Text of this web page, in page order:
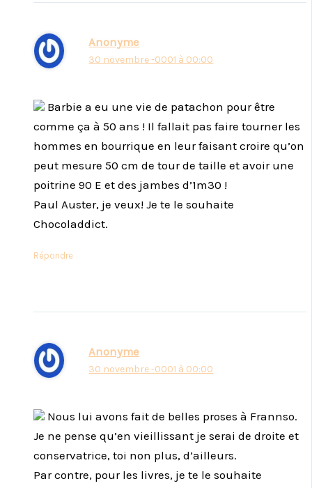
Anonyme
30 novembre -0001 à 00:00
Barbie a eu une vie de patachon pour être
comme ça à 50 ans ! Il fallait pas faire tourner les
hommes en bourrique en leur faisant croire qu’on
peut mesure 50 cm de tour de taille et avoir une
poitrine 90 E et des jambes d’1m30 !
Paul Auster, je veux! Je te le souhaite
Chocoladdict.
Répondre
Anonyme
30 novembre -0001 à 00:00
Nous lui avons fait de belles proses à Frannso.
Je ne pense qu’en vieillissant je serai de droite et
conservatrice, toi non plus, d’ailleurs.
Par contre, pour les livres, je te le souhaite